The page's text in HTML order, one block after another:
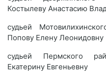
Костылеву Анастасию
судьей
Попову Елену Леонидовну
судьей Пермского
Екатерину Евгеньевну